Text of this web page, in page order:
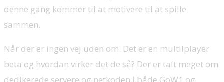
denne gang kommer til at motivere til at spille
sammen.
Når der er ingen vej uden om. Det er en multilplayer
beta og hvordan virker det de så? Der er talt meget om